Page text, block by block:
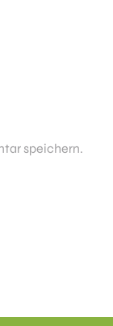
speichern.